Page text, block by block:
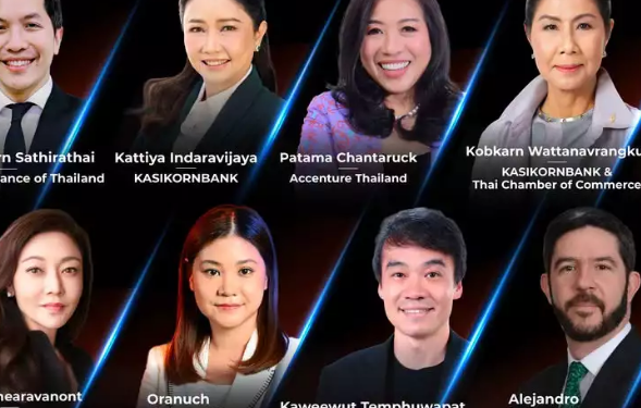
ตอบโจทย์การทำงานยุค New Normal
แน่นอนว่าจากสถานการณ์โรคระบาดของ COVID-19 และการเปลี่ยนวิธีการทำง
ทำให้ทุกภาคธุรกิจต้องเปลี่ยนวิธีการทำงานเป็น Work From Home ซึ่งการใช้โ
ที่มี Cloud Technology จะทำให้พนักงานทุกคนสามารถเข้ามาทำงานพร้อมกันได้
ทุกที่และทุกอุปกรณ์ เพราะข้อมูลทั้งหมดเชื่อมโยงถึงกันตลอดเวลา
เทคโนโลยีจะเชื่อถือได้แค่ไหน
ในแง่ของความน่าเชื่อถือของโปรแกรมระบบบัญชี คุณภีมเผยว่าเคยได้ยินคำถาม
ความฉลาดของระบบ ซึ่งคุณภีมยอมรับว่าปัจจุบันยังคงอยู่ในขั้นตอนของการพัฒน
จะมีข้อจำกัดอยู่บ้าง แต่หากใช้งานไปเรื่อยๆ ระบบก็จะพัฒนาตัวเองตาม